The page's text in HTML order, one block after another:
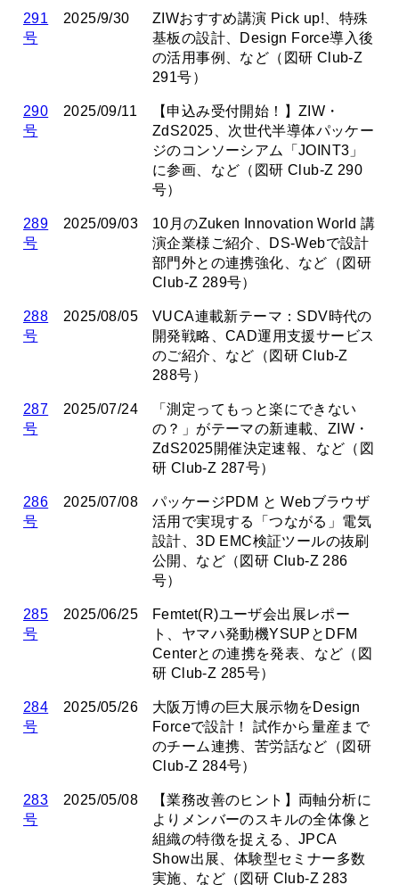
291
号
2025/9/30
ZIWおすすめ講演 Pick up!、特殊
基板の設計、Design Force導入後
の活用事例、など（図研 Club-Z
291号）
290
号
2025/09/11
【申込み受付開始！】ZIW・
ZdS2025、次世代半導体パッケー
ジのコンソーシアム「JOINT3」
に参画、など（図研 Club-Z 290
号）
289
号
2025/09/03
10月のZuken Innovation World 講
演企業様ご紹介、DS-Webで設計
部門外との連携強化、など（図研
Club-Z 289号）
288
号
2025/08/05
VUCA連載新テーマ：SDV時代の
開発戦略、CAD運用支援サービス
のご紹介、など（図研 Club-Z
288号）
287
号
2025/07/24
「測定ってもっと楽にできない
の？」がテーマの新連載、ZIW・
ZdS2025開催決定速報、など（図
研 Club-Z 287号）
286
号
2025/07/08
パッケージPDM と Webブラウザ
活用で実現する「つながる」電気
設計、3D EMC検証ツールの抜刷
公開、など（図研 Club-Z 286
号）
285
号
2025/06/25
Femtet(R)ユーザ会出展レポー
ト、ヤマハ発動機YSUPとDFM
Centerとの連携を発表、など（図
研 Club-Z 285号）
284
号
2025/05/26
大阪万博の巨大展示物をDesign
Forceで設計！ 試作から量産まで
のチーム連携、苦労話など（図研
Club-Z 284号）
283
号
2025/05/08
【業務改善のヒント】両軸分析に
よりメンバーのスキルの全体像と
組織の特徴を捉える、JPCA
Show出展、体験型セミナー多数
実施、など（図研 Club-Z 283